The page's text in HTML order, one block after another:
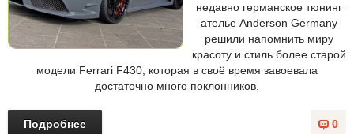
недавно германское тюнинг
ателье Anderson Germany
решили напомнить миру
красоту и стиль более старой
модели Ferrari F430, которая в своё время завоевала
достаточно много поклонников.
0
Подробнее